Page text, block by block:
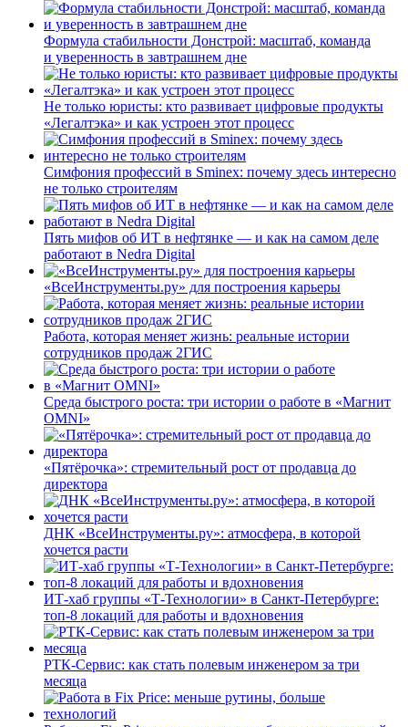
Формула стабильности Донстрой: масштаб, команда
и уверенность в завтрашнем дне
Не только юристы: кто развивает цифровые продукты
«Легалтэка» и как устроен этот процесс
Симфония профессий в Sminex: почему здесь интересно
не только строителям
Пять мифов об ИТ в нефтянке — и как на самом деле
работают в Nedra Digital
«ВсеИнструменты.ру» для построения карьеры
Работа, которая меняет жизнь: реальные истории
сотрудников продаж 2ГИС
Среда быстрого роста: три истории о работе в «Магнит
OMNI»
«Пятёрочка»: стремительный рост от продавца до
директора
ДНК «ВсеИнструменты.ру»: атмосфера, в которой
хочется расти
ИТ-хаб группы «Т-Технологии» в Санкт-Петербурге:
топ-8 локаций для работы и вдохновения
РТК-Сервис: как стать полевым инженером за три
месяца